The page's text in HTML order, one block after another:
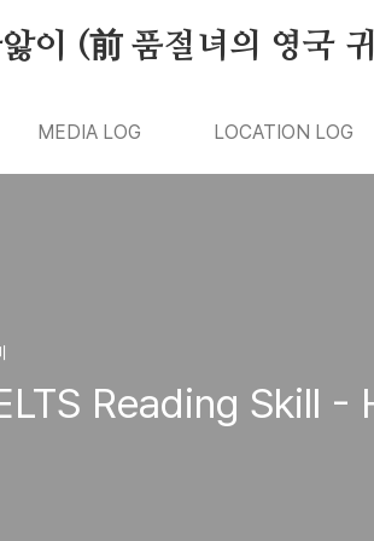
이 (前 품절녀의 영국
MEDIA LOG LOCATION LOG
Reading Skill -